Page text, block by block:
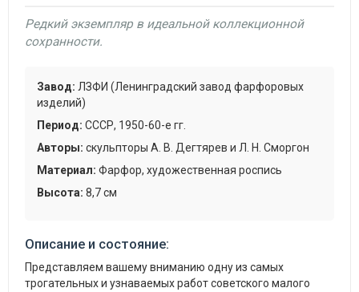
Редкий экземпляр в идеальной коллекционной
сохранности.
Завод: ЛЗФИ (Ленинградский завод фарфоровых
изделий)
Период: СССР, 1950-60-е гг.
Авторы: скульпторы А. В. Дегтярев и Л. Н. Сморгон
Материал: Фарфор, художественная роспись
Высота: 8,7 см
Описание и состояние:
Представляем вашему вниманию одну из самых
трогательных и узнаваемых работ советского малого